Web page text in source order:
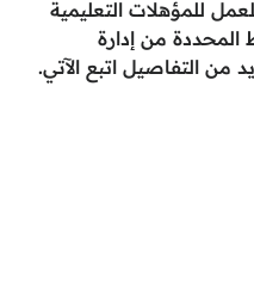
للمؤهلات التعليمية
المحددة من إدارة
من التفاصيل اتبع الآتي.